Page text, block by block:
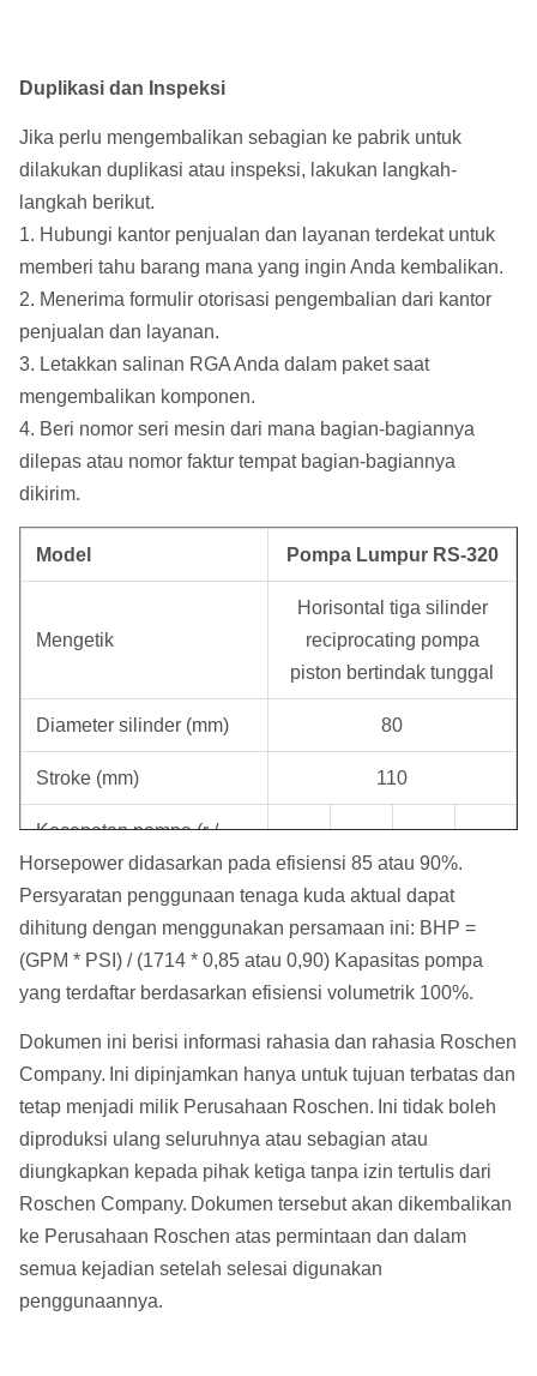
Duplikasi dan Inspeksi
Jika perlu mengembalikan sebagian ke pabrik untuk
dilakukan duplikasi atau inspeksi, lakukan langkah-
langkah berikut.
1. Hubungi kantor penjualan dan layanan terdekat untuk
memberi tahu barang mana yang ingin Anda kembalikan.
2. Menerima formulir otorisasi pengembalian dari kantor
penjualan dan layanan.
3. Letakkan salinan RGA Anda dalam paket saat
mengembalikan komponen.
4. Beri nomor seri mesin dari mana bagian-bagiannya
dilepas atau nomor faktur tempat bagian-bagiannya
dikirim.
Model Pompa Lumpur RS-320
Mengetik
Horisontal tiga silinder
reciprocating pompa
piston bertindak tunggal
Diameter silinder (mm) 80
Stroke (mm) 110
Kecepatan pompa (r /
menit)
Arus (L / menit) 165
Tekanan (MPa) 2.2 3.6 6.2 10
Dimensi Luar (mm) 1905 * 1100 * 1200
Berat (kg)
Horsepower didasarkan pada efisiensi 85 atau 90%.
Persyaratan penggunaan tenaga kuda aktual dapat
dihitung dengan menggunakan persamaan ini: BHP =
(GPM * PSI) / (1714 * 0,85 atau 0,90) Kapasitas pompa
yang terdaftar berdasarkan efisiensi volumetrik 100%.
Dokumen ini berisi informasi rahasia dan rahasia Roschen
Company. Ini dipinjamkan hanya untuk tujuan terbatas dan
tetap menjadi milik Perusahaan Roschen. Ini tidak boleh
diproduksi ulang seluruhnya atau sebagian atau
diungkapkan kepada pihak ketiga tanpa izin tertulis dari
Roschen Company. Dokumen tersebut akan dikembalikan
ke Perusahaan Roschen atas permintaan dan dalam
semua kejadian setelah selesai digunakan
penggunaannya.